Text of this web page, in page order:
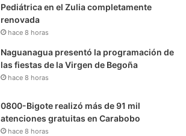
Pediátrica en el Zulia completamente
renovada
hace 8 horas
Naguanagua presentó la programación de
las fiestas de la Virgen de Begoña
hace 8 horas
0800-Bigote realizó más de 91 mil
atenciones gratuitas en Carabobo
hace 8 horas